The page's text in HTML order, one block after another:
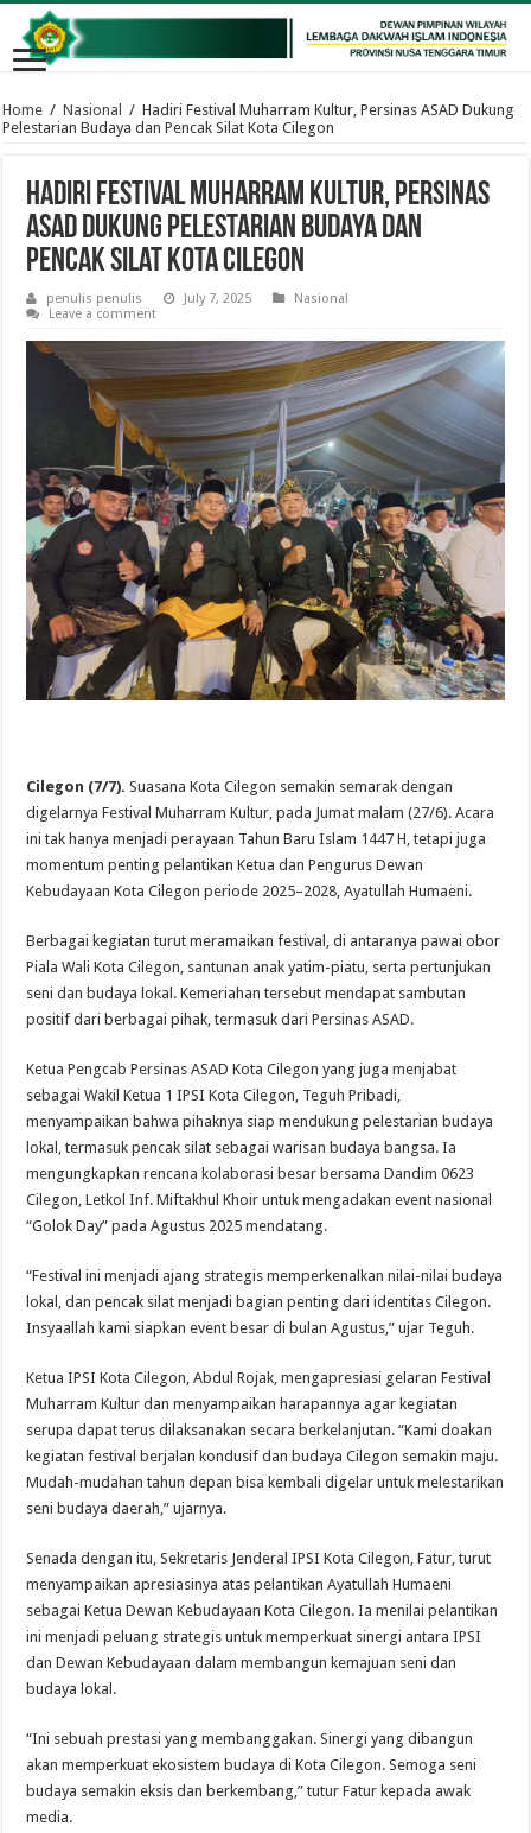
Home / Nasional / Hadiri Festival Muharram Kultur, Persinas ASAD Dukung
Pelestarian Budaya dan Pencak Silat Kota Cilegon
Hadiri Festival Muharram Kultur, Persinas
ASAD Dukung Pelestarian Budaya dan
Pencak Silat Kota Cilegon
penulis penulis July 7, 2025
Nasional
Leave a comment
Cilegon (7/7). Suasana Kota Cilegon semakin semarak dengan
digelarnya Festival Muharram Kultur, pada Jumat malam (27/6). Acara
ini tak hanya menjadi perayaan Tahun Baru Islam 1447 H, tetapi juga
momentum penting pelantikan Ketua dan Pengurus Dewan
Kebudayaan Kota Cilegon periode 2025–2028, Ayatullah Humaeni.
Berbagai kegiatan turut meramaikan festival, di antaranya pawai obor
Piala Wali Kota Cilegon, santunan anak yatim-piatu, serta pertunjukan
seni dan budaya lokal. Kemeriahan tersebut mendapat sambutan
positif dari berbagai pihak, termasuk dari Persinas ASAD.
Ketua Pengcab Persinas ASAD Kota Cilegon yang juga menjabat
sebagai Wakil Ketua 1 IPSI Kota Cilegon, Teguh Pribadi,
menyampaikan bahwa pihaknya siap mendukung pelestarian budaya
lokal, termasuk pencak silat sebagai warisan budaya bangsa. Ia
mengungkapkan rencana kolaborasi besar bersama Dandim 0623
Cilegon, Letkol Inf. Miftakhul Khoir untuk mengadakan event nasional
“Golok Day” pada Agustus 2025 mendatang.
“Festival ini menjadi ajang strategis memperkenalkan nilai-nilai budaya
lokal, dan pencak silat menjadi bagian penting dari identitas Cilegon.
Insyaallah kami siapkan event besar di bulan Agustus,” ujar Teguh.
Ketua IPSI Kota Cilegon, Abdul Rojak, mengapresiasi gelaran Festival
Muharram Kultur dan menyampaikan harapannya agar kegiatan
serupa dapat terus dilaksanakan secara berkelanjutan. “Kami doakan
kegiatan festival berjalan kondusif dan budaya Cilegon semakin maju.
Mudah-mudahan tahun depan bisa kembali digelar untuk melestarikan
seni budaya daerah,” ujarnya.
Senada dengan itu, Sekretaris Jenderal IPSI Kota Cilegon, Fatur, turut
menyampaikan apresiasinya atas pelantikan Ayatullah Humaeni
sebagai Ketua Dewan Kebudayaan Kota Cilegon. Ia menilai pelantikan
ini menjadi peluang strategis untuk memperkuat sinergi antara IPSI
dan Dewan Kebudayaan dalam membangun kemajuan seni dan
budaya lokal.
“Ini sebuah prestasi yang membanggakan. Sinergi yang dibangun
akan memperkuat ekosistem budaya di Kota Cilegon. Semoga seni
budaya semakin eksis dan berkembang,” tutur Fatur kepada awak
media.